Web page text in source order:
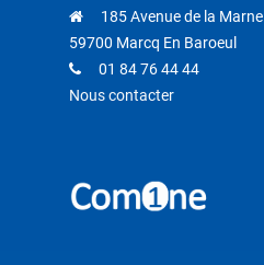
185 Avenue de la Marne
59700 Marcq En Baroeul
01 84 76 44 44
Nous contacter